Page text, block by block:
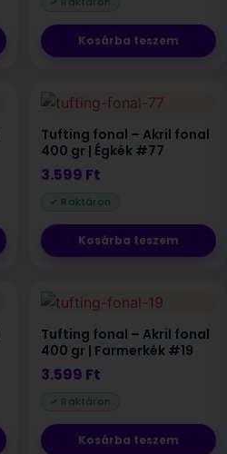
Kosárba teszem
Tufting fonal – Akril fonal
400 gr | Égkék #77
3.599 Ft
Kosárba teszem
Tufting fonal – Akril fonal
400 gr | Farmerkék #19
3.599 Ft
Kosárba teszem